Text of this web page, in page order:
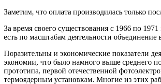
Заметим, что оплата производилась только
За время своего существования с 1966 по
есть по масштабам деятельности
Поразительны и экономические показатели
экономии, что было намного выше среднего
прототипа, первой отечественной
термоядерным установкам. Многие из этих